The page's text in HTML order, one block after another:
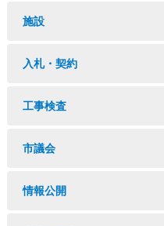
施設
入札・契約
工事検査
市議会
情報公開